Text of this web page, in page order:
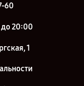
60
20:00
1